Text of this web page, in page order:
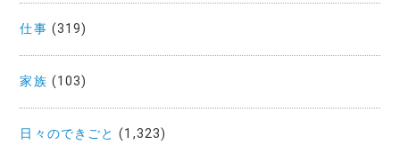
仕事 (319)
家族 (103)
日々のできごと (1,323)